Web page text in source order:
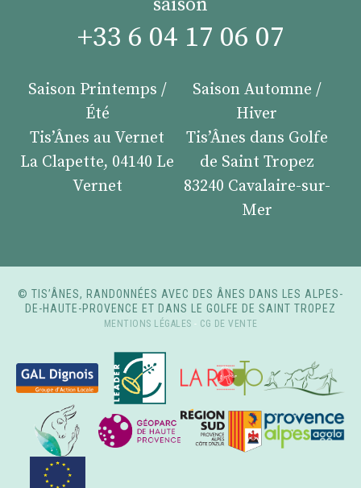
saison
+33 6 04 17 06 07
Saison Printemps /
Été
Tis’Ânes au Vernet
La Clapette, 04140 Le
Vernet
Saison Automne /
Hiver
Tis’Ânes dans Golfe
de Saint Tropez
83240 Cavalaire-sur-
Mer
© TIS’ÂNES, RANDONNÉES AVEC DES ÂNES DANS LES ALPES-
DE-HAUTE-PROVENCE ET DANS LE GOLFE DE SAINT TROPEZ
MENTIONS LÉGALES - CG DE VENTE